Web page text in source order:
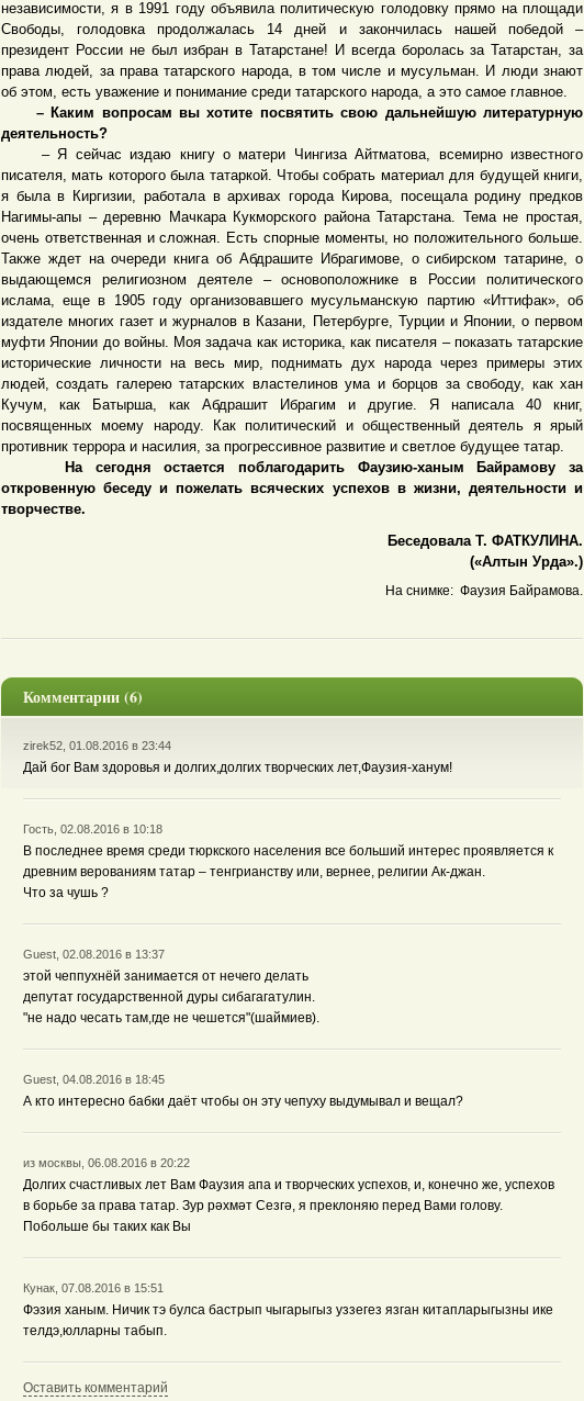
независимости, я в 1991 году объявила политическую голодовку прямо на площади
Свободы, голодовка продолжалась 14 дней и закончилась нашей победой –
президент России не был избран в Татарстане! И всегда боролась за Татарстан, за
права людей, за права татарского народа, в том числе и мусульман. И люди знают
об этом, есть уважение и понимание среди татарского народа, а это самое главное.
– Каким вопросам вы хотите посвятить свою дальнейшую литературную
деятельность?
– Я сейчас издаю книгу о матери Чингиза Айтматова, всемирно известного
писателя, мать которого была татаркой. Чтобы собрать материал для будущей книги,
я была в Киргизии, работала в архивах города Кирова, посещала родину предков
Нагимы-апы – деревню Мачкара Кукморского района Татарстана. Тема не простая,
очень ответственная и сложная. Есть спорные моменты, но положительного больше.
Также ждет на очереди книга об Абдрашите Ибрагимове, о сибирском татарине, о
выдающемся религиозном деятеле – основоположнике в России политического
ислама, еще в 1905 году организовавшего мусульманскую партию «Иттифак», об
издателе многих газет и журналов в Казани, Петербурге, Турции и Японии, о первом
муфти Японии до войны. Моя задача как историка, как писателя – показать татарские
исторические личности на весь мир, поднимать дух народа через примеры этих
людей, создать галерею татарских властелинов ума и борцов за свободу, как хан
Кучум, как Батырша, как Абдрашит Ибрагим и другие. Я написала 40 книг,
посвященных моему народу. Как политический и общественный деятель я ярый
противник террора и насилия, за прогрессивное развитие и светлое будущее татар.
На сегодня остается поблагодарить Фаузию-ханым Байрамову за
откровенную беседу и пожелать всяческих успехов в жизни, деятельности и
творчестве.
Беседовала Т. ФАТКУЛИНА.
(«Алтын Урда».)
На снимке: Фаузия Байрамова.
Комментарии (6)
zirek52, 01.08.2016 в 23:44
Дай бог Вам здоровья и долгих,долгих творческих лет,Фаузия-ханум!
Гость, 02.08.2016 в 10:18
В последнее время среди тюркского населения все больший интерес проявляется к
древним верованиям татар – тенгрианству или, вернее, религии Ак-джан.
Что за чушь ?
Guest, 02.08.2016 в 13:37
этой чеппухнёй занимается от нечего делать
депутат государственной дуры сибагагатулин.
"не надо чесать там,где не чешется"(шаймиев).
Guest, 04.08.2016 в 18:45
А кто интересно бабки даёт чтобы он эту чепуху выдумывал и вещал?
из москвы, 06.08.2016 в 20:22
Долгих счастливых лет Вам Фаузия апа и творческих успехов, и, конечно же, успехов
в борьбе за права татар. Зур рәхмәт Сезгә, я преклоняю перед Вами голову.
Побольше бы таких как Вы
Кунак, 07.08.2016 в 15:51
Фэзия ханым. Ничик тэ булса бастрып чыгарыгыз уззегез язган китапларыгызны ике
телдэ,юлларны табып.
Оставить комментарий